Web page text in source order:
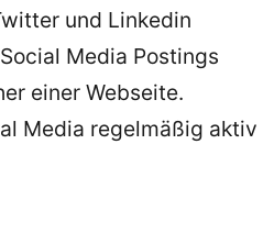
und Linkedin
Media Postings
einer Webseite.
Media regelmäßig aktiv